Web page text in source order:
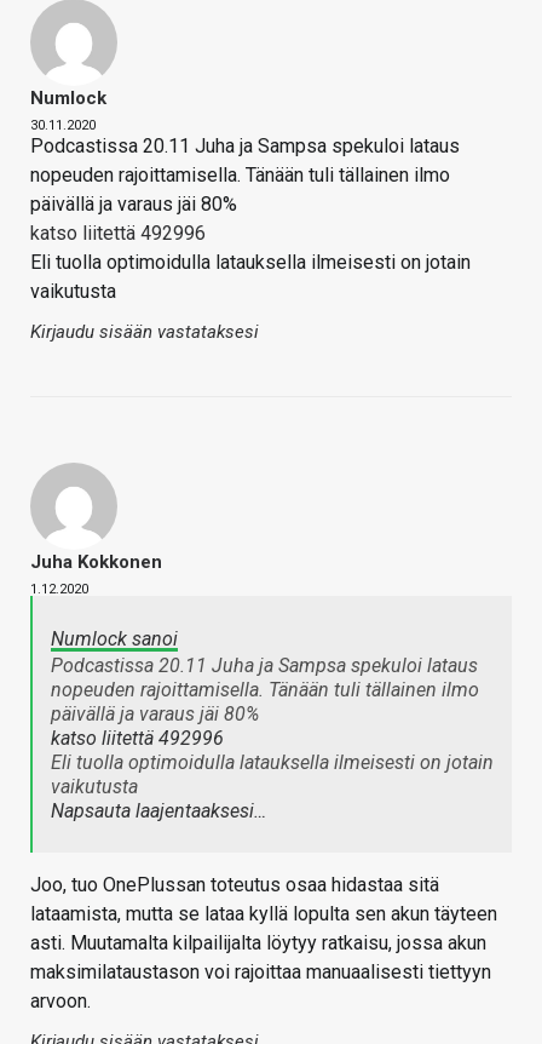
Numlock
30.11.2020
Podcastissa 20.11 Juha ja Sampsa spekuloi lataus
nopeuden rajoittamisella. Tänään tuli tällainen ilmo
päivällä ja varaus jäi 80%
katso liitettä 492996
Eli tuolla optimoidulla latauksella ilmeisesti on jotain
vaikutusta
Kirjaudu sisään vastataksesi
Juha Kokkonen
1.12.2020
Numlock sanoi
Podcastissa 20.11 Juha ja Sampsa spekuloi lataus
nopeuden rajoittamisella. Tänään tuli tällainen ilmo
päivällä ja varaus jäi 80%
katso liitettä 492996
Eli tuolla optimoidulla latauksella ilmeisesti on jotain
vaikutusta
Napsauta laajentaaksesi…
Joo, tuo OnePlussan toteutus osaa hidastaa sitä
lataamista, mutta se lataa kyllä lopulta sen akun täyteen
asti. Muutamalta kilpailijalta löytyy ratkaisu, jossa akun
maksimilataustason voi rajoittaa manuaalisesti tiettyyn
arvoon.